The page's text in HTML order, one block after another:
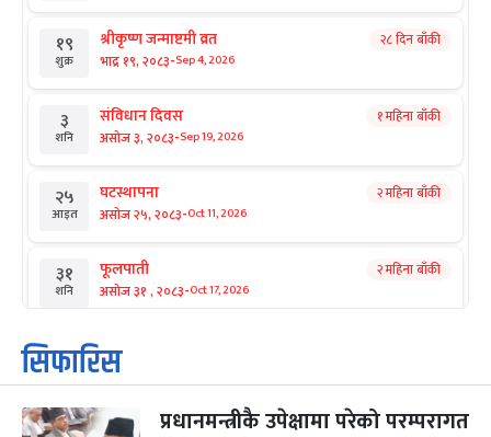
१९
शुक्र
श्रीकृष्ण जन्माष्टमी व्रत
भाद्र १९, २०८३-Sep 4, 2026
२८ दिन बाँकी
३
शनि
संविधान दिवस
असोज ३, २०८३-Sep 19, 2026
१ महिना बाँकी
२५
आइत
घटस्थापना
असोज २५, २०८३-Oct 11, 2026
२ महिना बाँकी
३१
शनि
फूलपाती
असोज ३१ , २०८३-Oct 17, 2026
२ महिना बाँकी
१
आइत
कार्तिक सङ्क्रान्ति
कार्तिक १, २०८३
३ महानवमी २ महिना बाँकी
सिफारिस
प्रधानमन्त्रीकै उपेक्षामा परेको परम्परागत